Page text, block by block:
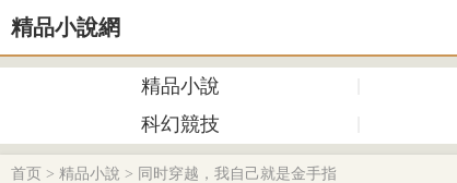
精品小說網
精品小說
科幻競技
首页 > 精品小說 > 同时穿越，我自己就是金手指